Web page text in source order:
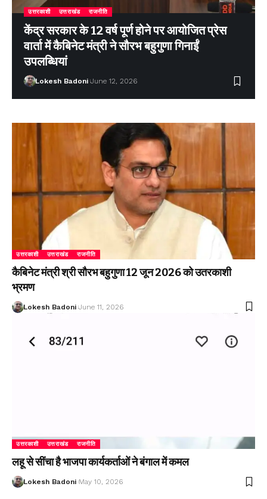
उत्तरकाशी उत्तराखंड राजनीति
केंद्र सरकार के 12 वर्ष पूर्ण होने पर आयोजित प्रेस
वार्ता में कैबिनेट मंत्री ने सौरभ बहुगुणा गिनाईं
उपलब्धियां
Lokesh Badoni June 12, 2026
उत्तरकाशी उत्तराखंड राजनीति
कैबिनेट मंत्री श्री सौरभ बहुगुणा 12 जून 2026 को उतरकाशी
भ्रमण
Lokesh Badoni June 11, 2026
उत्तरकाशी उत्तराखंड राजनीति
लहू से सींचा है भाजपा कार्यकर्ताओं ने बंगाल में कमल
Lokesh Badoni May 10, 2026